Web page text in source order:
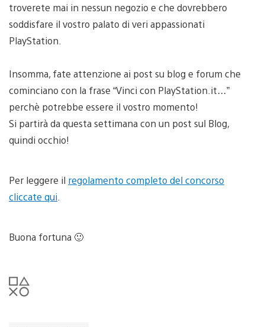
troverete mai in nessun negozio e che dovrebbero
soddisfare il vostro palato di veri appassionati
PlayStation.
Insomma, fate attenzione ai post su blog e forum che
cominciano con la frase “Vinci con PlayStation.it…”
perchè potrebbe essere il vostro momento!
Si partirà da questa settimana con un post sul Blog,
quindi occhio!
Per leggere il regolamento completo del concorso
cliccate qui
Buona fortuna 🙂